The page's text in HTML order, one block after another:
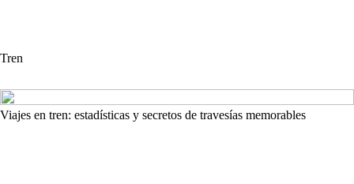
Tren
Viajes en tren: estadísticas y secretos de travesías memorables